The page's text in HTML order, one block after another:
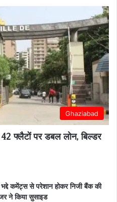
Ghaziabad
फ्लैटों पर डबल लोन, बिल्डर
कमेंट्स से परेशान होकर निजी बैंक की
ने किया सुसाइड